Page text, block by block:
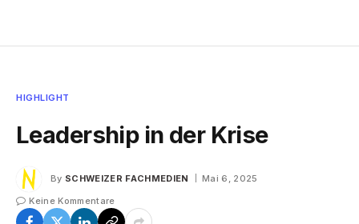
HIGHLIGHT
Leadership in der Krise
By SCHWEIZER FACHMEDIEN
Mai 6, 2025
Keine Kommentare